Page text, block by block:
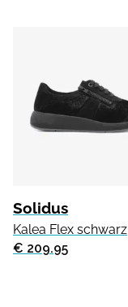
Solidus
Kalea Flex schwarz
€ 209.95